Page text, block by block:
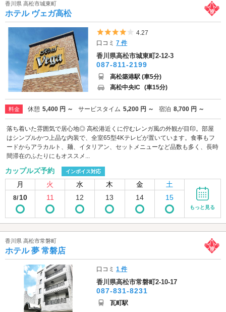
見櫓などの重要文化財や、庭園を見て回るだけでも十分に価値があるでし
ょう。そのほかの有名な観光スポットといえば、国の特別名勝に指定され
た「栗林公園」です。元は高松藩主の別邸で、江戸時代の美しい回遊式庭
園が広がります。侘び寂びを感じる庭園をお話しながらお散歩する、“大人
デート”はいかがでしょうか？街中を散策したあとは、ラブホテルでひと休
み。高松港・瓦町エリアのラブホテルは、高松琴平電気鉄道「瓦町駅」周
辺に集中しているほか、「北浜アリー」対岸にもあります。カップルズ予
約のできるホテルもありますので、さっそくチェックしてみましょう。
香川県 高松市城東町
ホテル ヴェガ高松
5つ星のうち4
4.27
口コミ7 件
香川県高松市城東町2-12-3
087-811-2199
高松築港駅 (車5分)
高松中央IC (車15分)
料金 休憩 5,400 円 ～ サービスタイム 5,200 円 ～ 宿泊 8,700 円 ～
落ち着いた雰囲気で居心地◎ 高松港近くに佇むレンガ風の外観が目印。部屋
はシンプルかつ上品な内装で、全室65型4Kテレビが置いています。食事もフ
ードからアラカルト、麺、イタリアン、セットメニューなど品数も多く、長時
間滞在のふたりにもオススメ...
カップルズ予約 インボイス対応
月 火 水 木 金 土
8/ 10 11 12 13 14 15
もっと見る
香川県 高松市常磐町
ホテル 夢 常磐店
口コミ1 件
香川県高松市常磐町2-10-17
087-831-8231
瓦町駅